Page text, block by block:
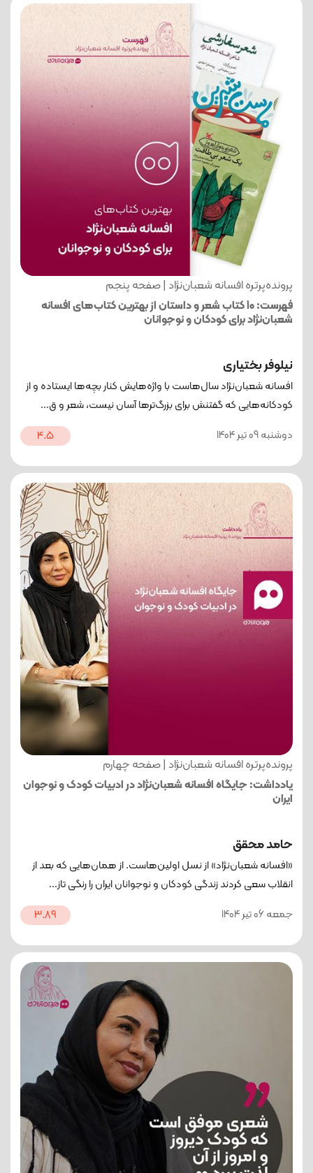
پرونده‌پرتره افسانه شعبان‌نژاد | صفحه پنجم
فهرست: 10 کتاب شعر و داستان از بهترین کتاب‌های افسانه
شعبان‌نژاد برای کودکان و نوجوانان
نیلوفر بختیاری
افسانه شعبان‌نژاد سال‌هاست با واژه‌هایش کنار بچه‌ها ایستاده و از
کودکانه‌هایی که گفتنش برای بزرگ‌ترها آسان نیست، شعر و ق...
دوشنبه 09 تیر 1404
4.5
پرونده‌پرتره افسانه شعبان‌نژاد | صفحه چهارم
یادداشت: جایگاه افسانه شعبان‌نژاد در ادبیات کودک و نوجوان
ایران
حامد محقق
«افسانه شعبان‌نژاد» از نسل اولین‌هاست. از همان‌هایی که بعد از
انقلاب سعی کردند زندگی کودکان و نوجوانان ایران را رنگی تاز...
جمعه 06 تیر 1404
3.89